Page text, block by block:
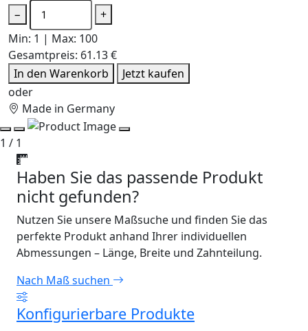
−
+
Min: 1 | Max: 100
Gesamtpreis: 61.13 €
In den Warenkorb
Jetzt kaufen
oder
Made in Germany
1 / 1
Haben Sie das passende Produkt
nicht gefunden?
Nutzen Sie unsere Maßsuche und finden Sie das
perfekte Produkt anhand Ihrer individuellen
Abmessungen – Länge, Breite und Zahnteilung.
Nach Maß suchen
Konfigurierbare Produkte